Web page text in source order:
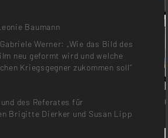
Baumann
Werner: „Wie das Bild des
neu geformt wird und welche
Kriegsgegner zukommen soll“
des Referates für
Brigitte Dierker und Susan Lipp